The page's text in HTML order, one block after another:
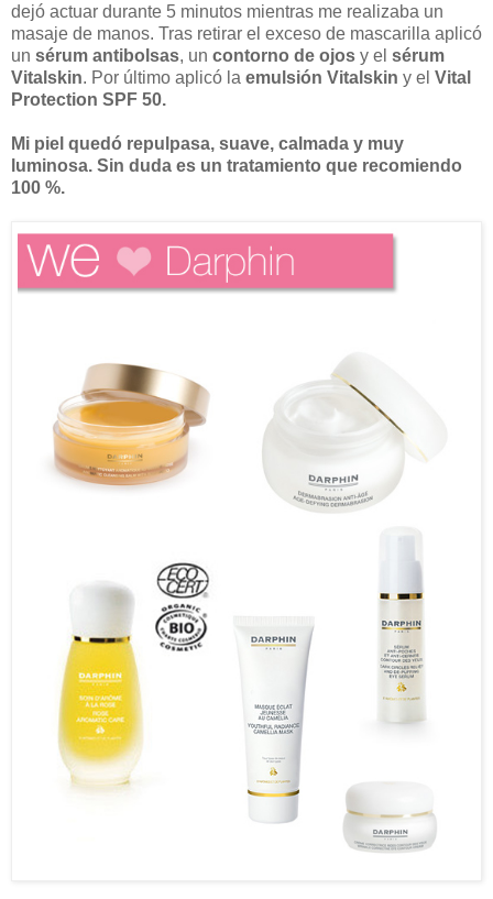
dejó actuar durante 5 minutos mientras me realizaba un
masaje de manos. Tras retirar el exceso de mascarilla aplicó
un sérum antibolsas, un contorno de ojos y el sérum
Vitalskin. Por último aplicó la emulsión Vitalskin y el Vital
Protection SPF 50.
Mi piel quedó repulpasa, suave, calmada y muy
luminosa. Sin duda es un tratamiento que recomiendo
100 %.